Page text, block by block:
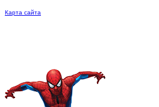
Карта сайта